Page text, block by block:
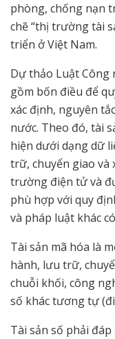
phòng, chống nạn
chẽ “thị trường tài
triển ở Việt Nam.
Dự thảo Luật Công
gồm bốn điều để
xác định, nguyên
nước. Theo đó, tài
hiện dưới dạng dữ
trữ, chuyển giao và
trường điện tử và
phù hợp với quy
và pháp luật khác
Tài sản mã hóa là
hành, lưu trữ,
chuỗi khối, công
số khác tương tự
Tài sản số phải